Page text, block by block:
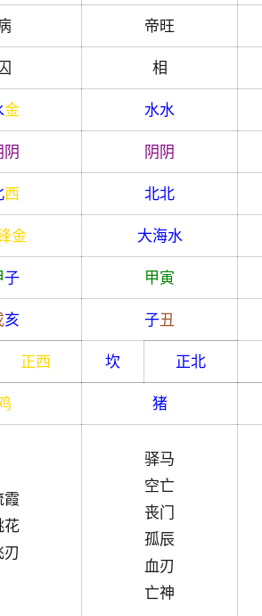
帝旺
囚 相
金 水水
阴 阴 阴
西 北北
金 大海水
子 甲寅
亥 子丑
正西 坎 正北
猪
霞
花
刃
驿马
空亡
丧门
孤辰
血刃
亡神